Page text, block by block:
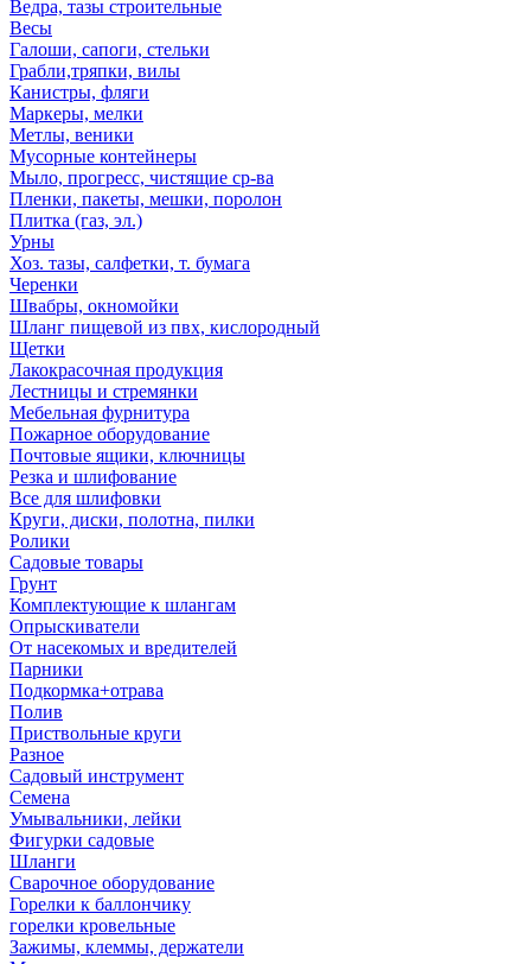
Ведра, тазы строительные
Весы
Галоши, сапоги, стельки
Грабли,тряпки, вилы
Канистры, фляги
Маркеры, мелки
Метлы, веники
Мусорные контейнеры
Мыло, прогресс, чистящие ср-ва
Пленки, пакеты, мешки, поролон
Плитка (газ, эл.)
Урны
Хоз. тазы, салфетки, т. бумага
Черенки
Швабры, окномойки
Шланг пищевой из пвх, кислородный
Щетки
Лакокрасочная продукция
Лестницы и стремянки
Мебельная фурнитура
Пожарное оборудование
Почтовые ящики, ключницы
Резка и шлифование
Все для шлифовки
Круги, диски, полотна, пилки
Ролики
Садовые товары
Грунт
Комплектующие к шлангам
Опрыскиватели
От насекомых и вредителей
Парники
Подкормка+отрава
Полив
Приствольные круги
Разное
Садовый инструмент
Семена
Умывальники, лейки
Фигурки садовые
Шланги
Сварочное оборудование
Горелки к баллончику
горелки кровельные
Зажимы, клеммы, держатели